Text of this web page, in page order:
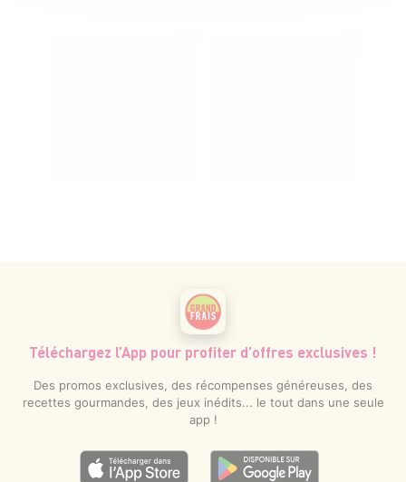
Téléchargez l’App pour profiter d’offres exclusives !
Des promos exclusives, des récompenses généreuses, des
recettes gourmandes, des jeux inédits... le tout dans une seule
app !